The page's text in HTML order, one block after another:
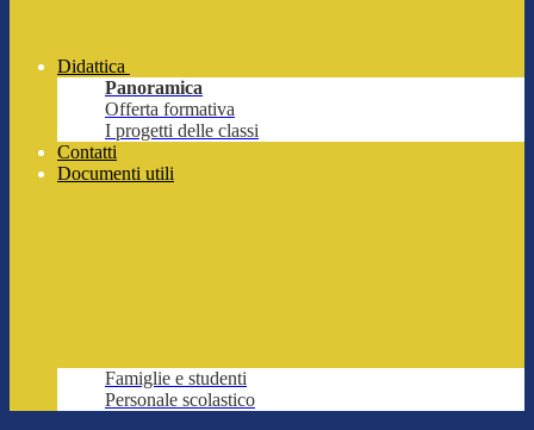
Didattica
Panoramica
Offerta formativa
I progetti delle classi
Contatti
Documenti utili
Famiglie e studenti
Personale scolastico